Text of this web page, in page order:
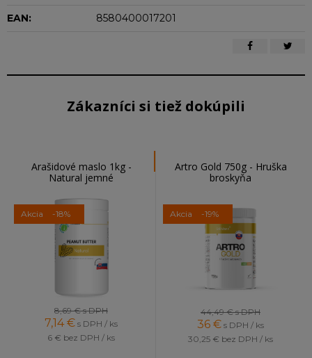
EAN: 8580400017201
Zákazníci si tiež dokúpili
Arašidové maslo 1kg -
Natural jemné
Akcia -18%
8,69 €s DPH
7,14 € s DPH / ks
6 € bez DPH / ks
Artro Gold 750g - Hruška
broskyňa
Akcia -19%
44,49 €s DPH
36 € s DPH / ks
30,25 € bez DPH / ks